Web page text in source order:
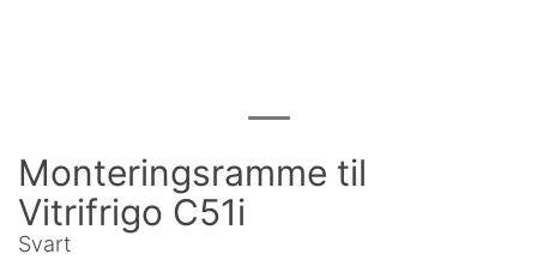
Monteringsramme til
Vitrifrigo C51i
Svart